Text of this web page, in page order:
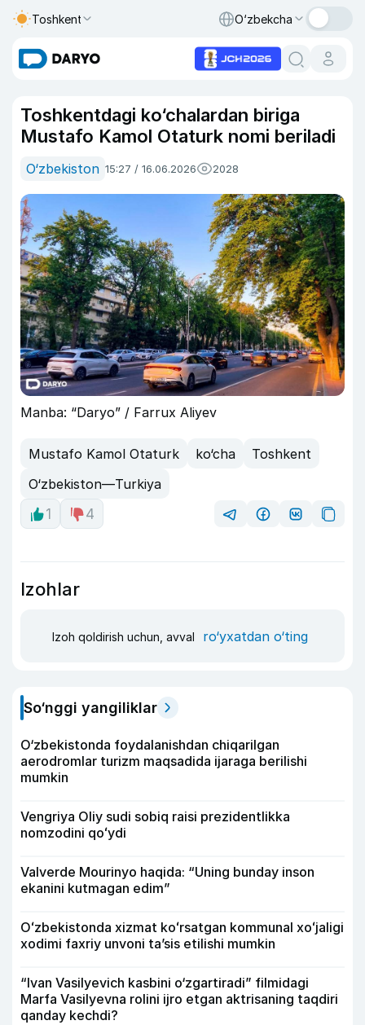
Toshkent O‘zbekcha
Toshkentdagi ko‘chalardan biriga
Mustafo Kamol Otaturk nomi beriladi
O‘zbekiston 15:27 / 16.06.2026 2028
Manba: “Daryo” / Farrux Aliyev
Mustafo Kamol Otaturk ko‘cha
Toshkent
O‘zbekiston—Turkiya
1
4
Izohlar
Izoh qoldirish uchun, avval ro‘yxatdan o‘ting
So‘nggi yangiliklar
O‘zbekistonda foydalanishdan chiqarilgan
aerodromlar turizm maqsadida ijaraga berilishi
mumkin
Vengriya Oliy sudi sobiq raisi prezidentlikka
nomzodini qoʻydi
Valverde Mourinyo haqida: “Uning bunday inson
ekanini kutmagan edim”
Oʻzbekistonda xizmat koʻrsatgan kommunal xoʻjaligi
xodimi faxriy unvoni taʼsis etilishi mumkin
“Ivan Vasilyevich kasbini o‘zgartiradi” filmidagi
Marfa Vasilyevna rolini ijro etgan aktrisaning taqdiri
qanday kechdi?